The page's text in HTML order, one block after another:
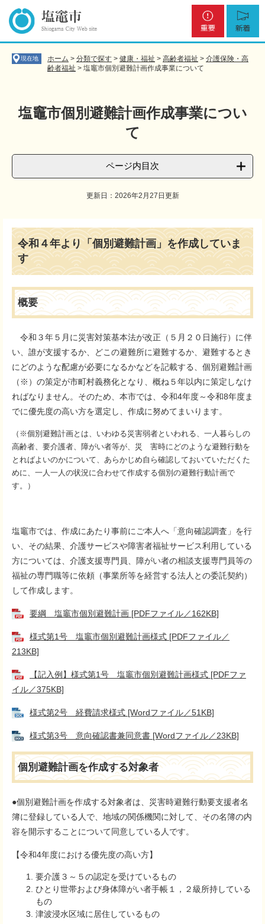
の
ー
現在地 ホーム > 分類で探す > 健康・福祉 > 高齢者福祉 > 介護保険・高
齢者福祉 > 塩竈市個別避難計画作成事業について
塩竈市個別避難計画作成事業につい
て
ページ内目次
更新日：2026年2月27日更新
令和４年より「個別避難計画」を作成していま
す
概要
令和３年５月に災害対策基本法が改正（５月２０日施行）に伴
い、誰が支援するか、どこの避難所に避難するか、避難するとき
にどのような配慮が必要になるかなどを記載する、個別避難計画
（※）の策定が市町村義務化となり、概ね５年以内に策定しなけ
ればなりません。そのため、本市では、令和4年度～令和8年度ま
でに優先度の高い方を選定し、作成に努めてまいります。
（※個別避難計画とは、いわゆる災害弱者といわれる、一人暮らしの
高齢者、要介護者、障がい者等が、災 害時にどのような避難行動を
とればよいのかについて、あらかじめ自ら確認しておいていただくた
めに、一人一人の状況に合わせて作成する個別の避難行動計画で
す。）
塩竈市では、作成にあたり事前にご本人へ「意向確認調査」を行
い、その結果、介護サービスや障害者福祉サービス利用している
方については、介護支援専門員、障がい者の相談支援専門員等の
福祉の専門職等に依頼（事業所等を経営する法人との委託契約）
して作成します。
要綱 塩竈市個別避難計画 [PDFファイル／162KB]
様式第1号 塩竈市個別避難計画様式 [PDFファイル／
213KB]
【記入例】様式第1号 塩竈市個別避難計画様式 [PDFファ
イル／375KB]
様式第2号 経費請求様式 [Wordファイル／51KB]
様式第3号 意向確認書兼同意書 [Wordファイル／23KB]
個別避難計画を作成する対象者
●個別避難計画を作成する対象者は、災害時避難行動要支援者名
簿に登録している人で、地域の関係機関に対して、その名簿の内
容を開示することについて同意している人です。
【令和4年度における優先度の高い方】
要介護３～５の認定を受けているもの
ひとり世帯および身体障がい者手帳１，２級所持している
もの
津波浸水区域に居住しているもの